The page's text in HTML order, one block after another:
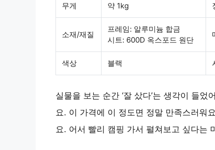
무게 약 1kg
소재/재질
프레임: 알루미늄 합금
시트: 600D 옥스포드 원단
색상 블랙
실물을 보는 순간 ‘잘 샀다’는 생각이 들
요. 이 가격에 이 정도면 정말 만족스러워
요. 어서 빨리 캠핑 가서 펼쳐보고 싶다는